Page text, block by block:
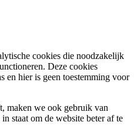
cookies die noodzakelijk
Deze cookies
en hier is geen toestemming voor
maken we ook gebruik van
staat om de website beter af te